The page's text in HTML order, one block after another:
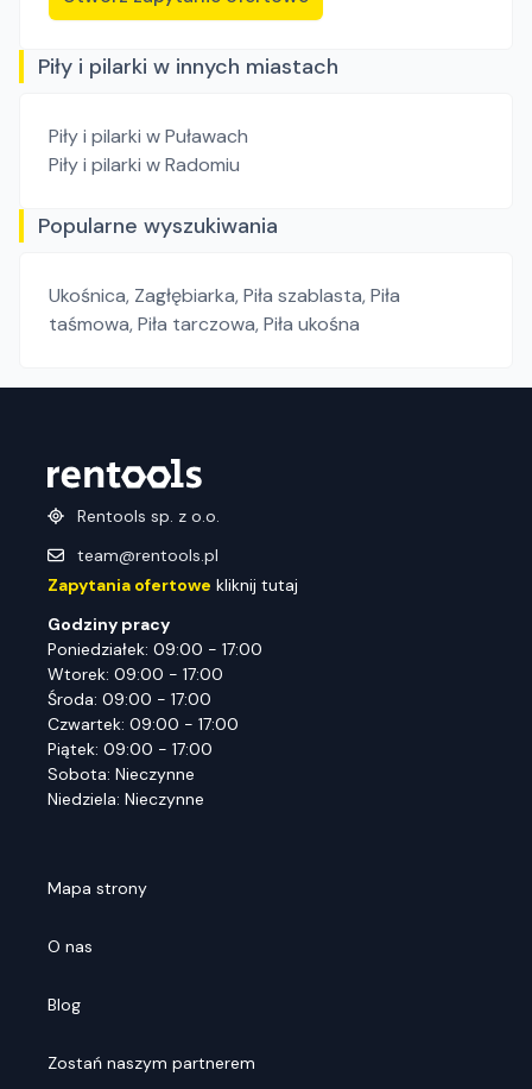
Piły i pilarki w innych miastach
Piły i pilarki w Puławach
Piły i pilarki w Radomiu
Popularne wyszukiwania
Ukośnica, Zagłębiarka,Piła szablasta,Piła
taśmowa,Piła tarczowa,Piła ukośna
Rentools sp. z o.o.
team@rentools.pl
Zapytania ofertowe kliknij tutaj
Godziny pracy
Poniedziałek: 09:00 - 17:00
Wtorek: 09:00 - 17:00
Środa: 09:00 - 17:00
Czwartek: 09:00 - 17:00
Piątek: 09:00 - 17:00
Sobota: Nieczynne
Niedziela: Nieczynne
Mapa strony
O nas
Blog
Zostań naszym partnerem